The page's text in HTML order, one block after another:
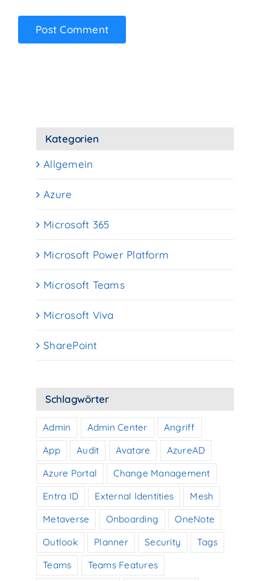
Kategorien
Allgemein
Azure
Microsoft 365
Microsoft Power Platform
Microsoft Teams
Microsoft Viva
SharePoint
Schlagwörter
Admin Admin Center
Angriff
App
Audit Avatare
AzureAD
Azure Portal
Change Management
Entra ID
External Identities
Mesh
Metaverse
Onboarding
OneNote
Outlook
Planner Security
Tags
Teams
Teams Features